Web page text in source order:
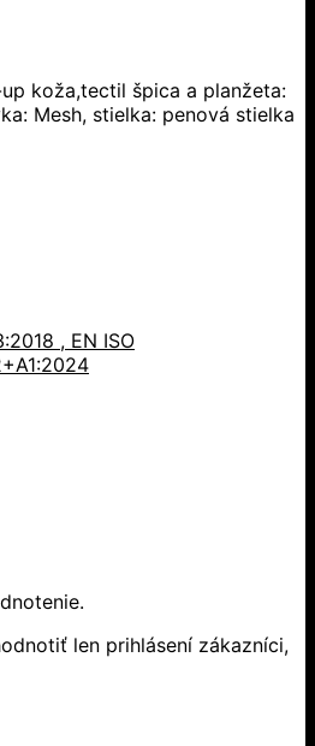
koža,tectil špica a planžeta:
Mesh, stielka: penová stielka
, EN ISO
len prihlásení zákazníci,